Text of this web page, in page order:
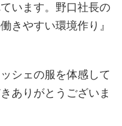
います。野口社長の
きやすい環境作り』
シェの服を体感して
ありがとうございま